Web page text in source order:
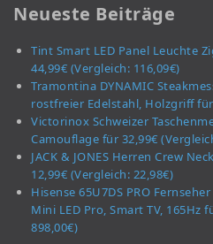
Neueste Beiträge
Tint Smart LED Panel Leuchte
44,99€ (Vergleich: 116,09€)
Tramontina DYNAMIC
rostfreier Edelstahl, Holzgriff
Victorinox Schweizer
Camouflage für 32,99€
JACK & JONES Herren Crew
12,99€ (Vergleich: 22,98€)
Hisense 65U7DS PRO
Mini LED Pro, Smart TV, 165Hz
898,00€)